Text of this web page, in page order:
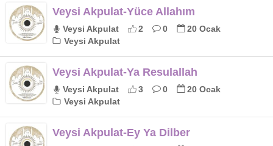
Veysi Akpulat-Yüce Allahım
Veysi Akpulat 2 0
20 Ocak
Veysi Akpulat
Veysi Akpulat-Ya Resulallah
Veysi Akpulat 3 0
20 Ocak
Veysi Akpulat
Veysi Akpulat-Ey Ya Dilber